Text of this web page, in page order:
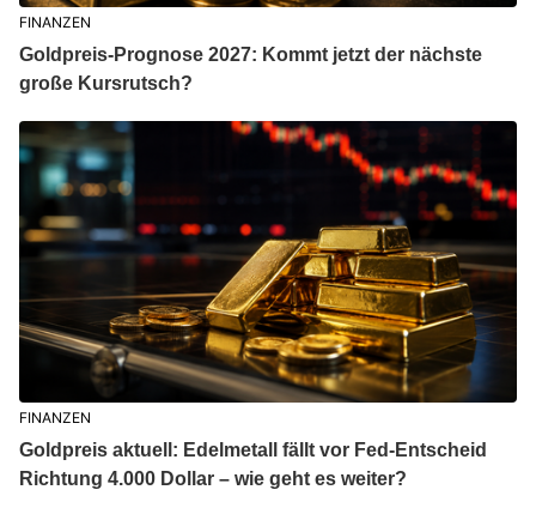
FINANZEN
Goldpreis-Prognose 2027: Kommt jetzt der nächste
große Kursrutsch?
FINANZEN
Goldpreis aktuell: Edelmetall fällt vor Fed-Entscheid
Richtung 4.000 Dollar – wie geht es weiter?